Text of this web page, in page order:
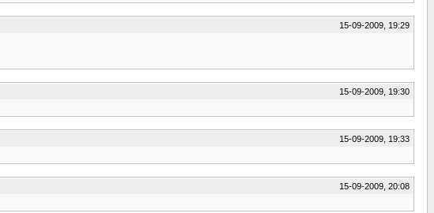
15-09-2009, 19:29
15-09-2009, 19:30
15-09-2009, 19:33
15-09-2009, 20:08